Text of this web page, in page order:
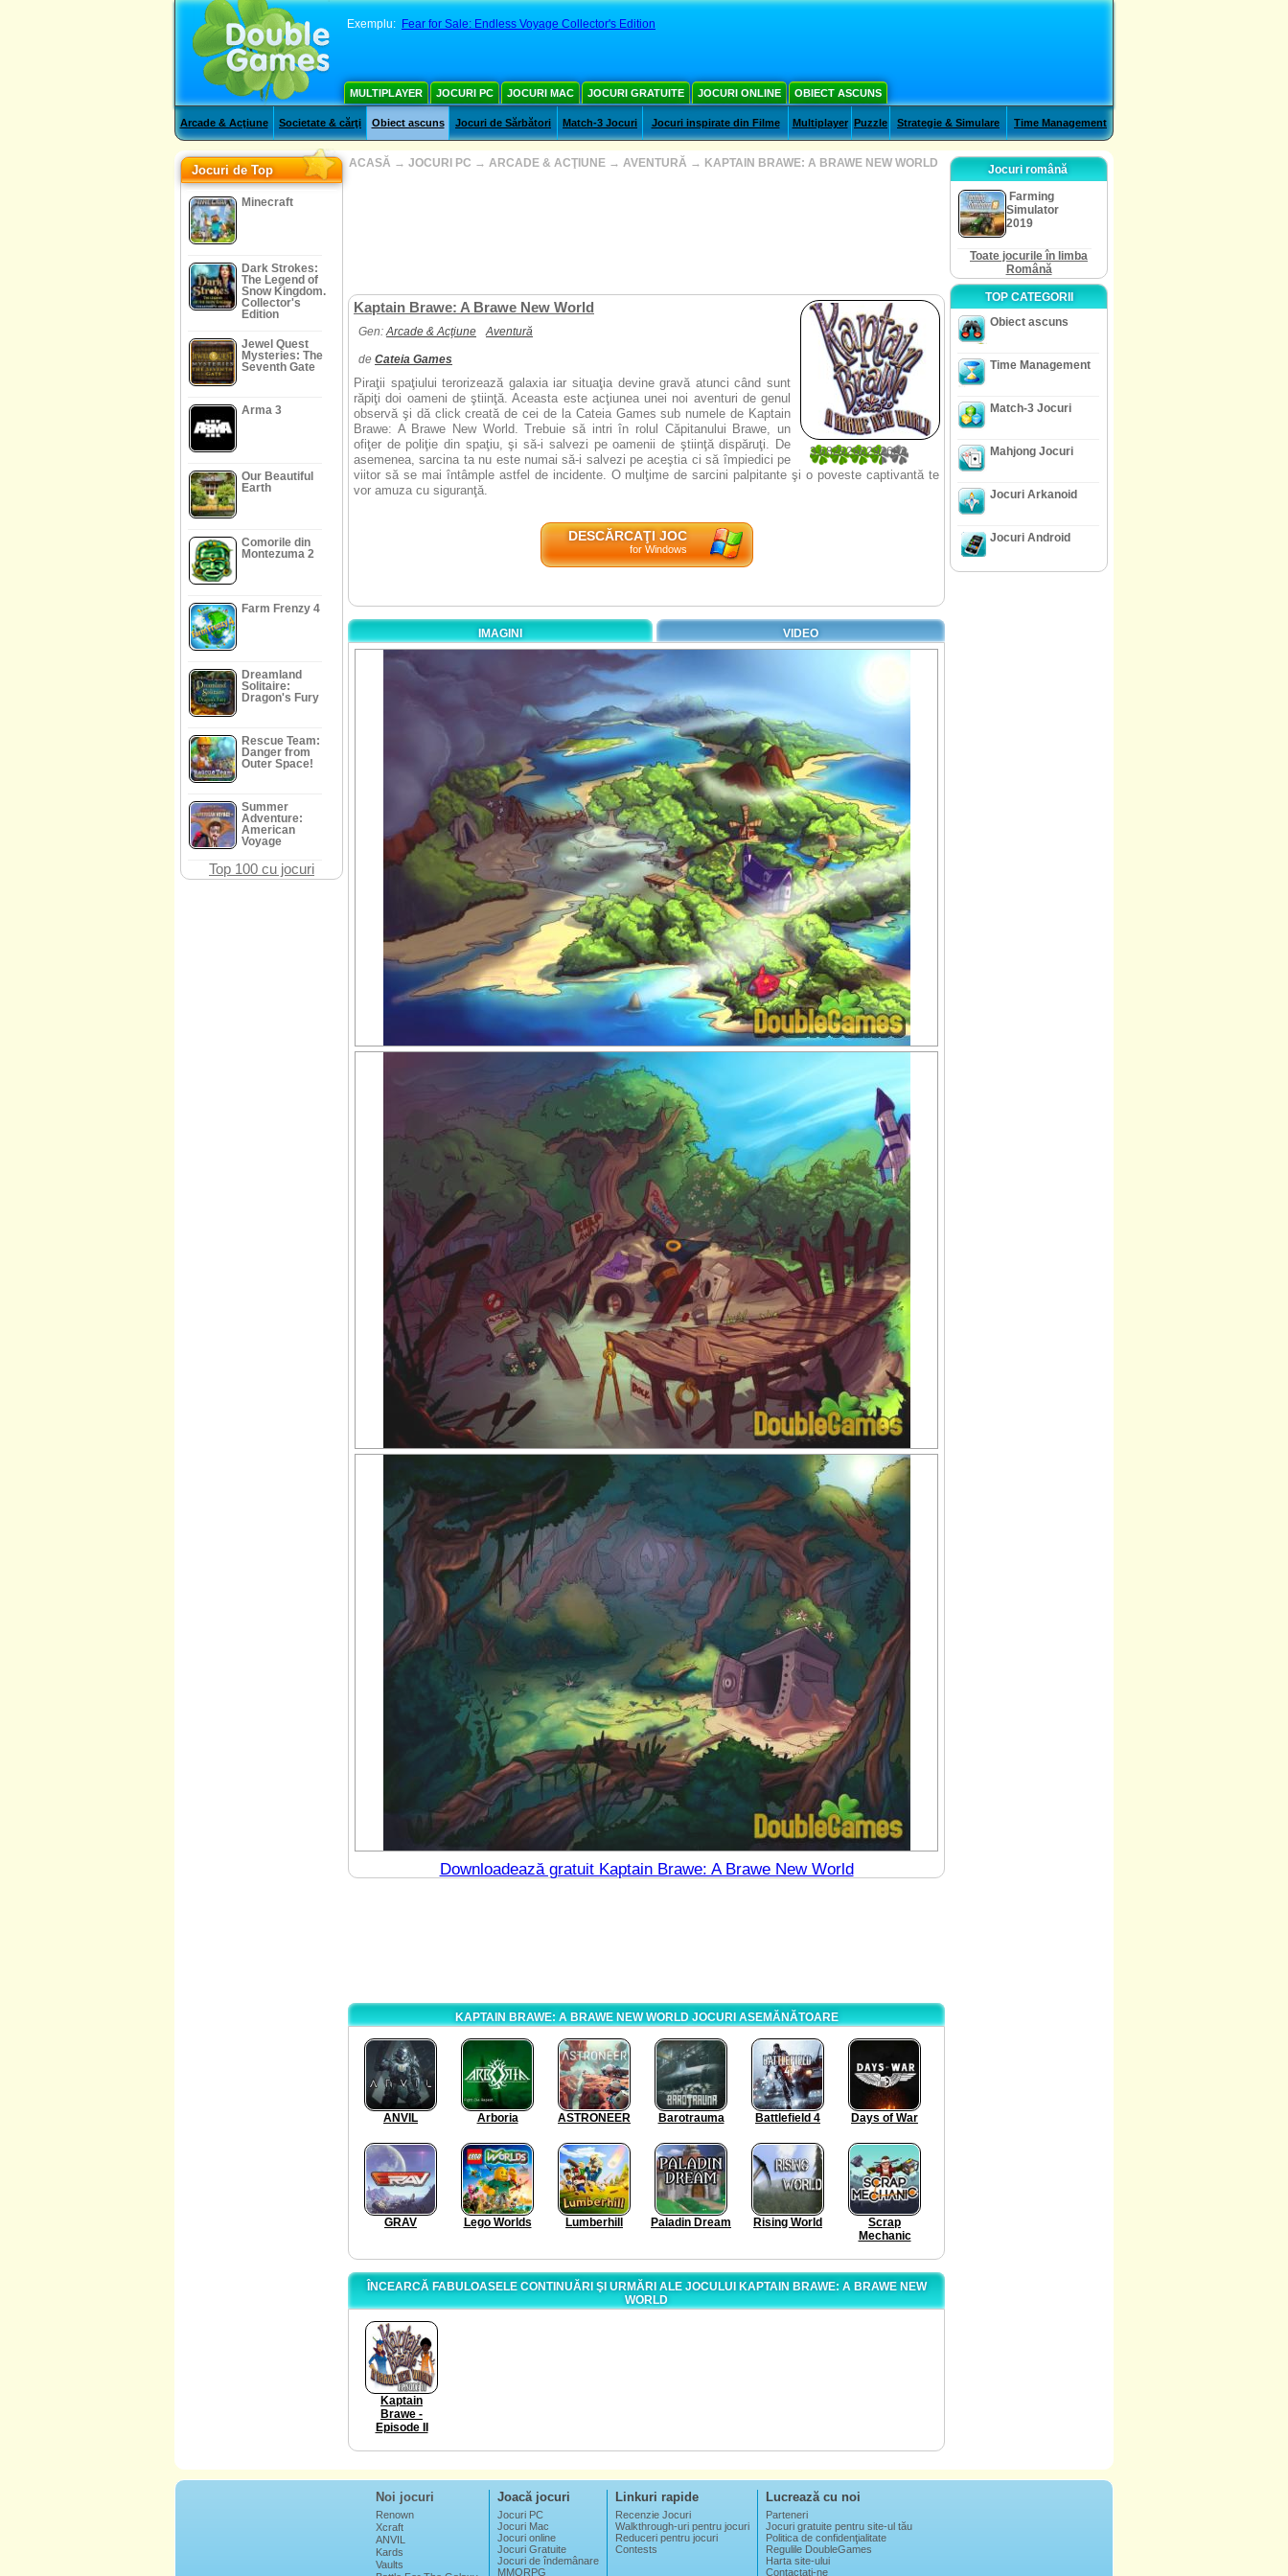
Exemplu: Fear for Sale: Endless Voyage Collector's Edition
MULTIPLAYER JOCURI PC JOCURI MAC JOCURI GRATUITE JOCURI ONLINE OBIECT ASCUNS
Arcade & Acţiune Societate & cărţi Obiect ascuns Jocuri de Sărbători Match-3 Jocuri Jocuri inspirate din Filme Multiplayer Puzzle Strategie & Simulare Time Management
Jocuri de Top
Minecraft
Dark Strokes:
The Legend of
Snow Kingdom.
Collector's
Edition
Jewel Quest
Mysteries: The
Seventh Gate
Arma 3
Our Beautiful
Earth
Comorile din
Montezuma 2
Farm Frenzy 4
Dreamland
Solitaire:
Dragon's Fury
Rescue Team:
Danger from
Outer Space!
Summer
Adventure:
American
Voyage
Top 100 cu jocuri
ACASĂ → JOCURI PC → ARCADE & ACŢIUNE → AVENTURĂ → KAPTAIN BRAWE: A BRAWE NEW WORLD
3.6829268292683
41
Kaptain Brawe: A Brawe New World
Gen:Arcade & Acţiune Aventură
de Cateia Games
Piraţii spaţiului terorizează galaxia iar situaţia devine gravă atunci când sunt
răpiţi doi oameni de ştiinţă. Aceasta este acţiunea unei noi aventuri de genul
observă şi dă click creată de cei de la Cateia Games sub numele de Kaptain
Brawe: A Brawe New World. Trebuie să intri în rolul Căpitanului Brawe, un
ofiţer de poliţie din spaţiu, şi să-i salvezi pe oamenii de ştiinţă dispăruţi. De
asemenea, sarcina ta nu este numai să-i salvezi pe aceştia ci să împiedici pe
viitor să se mai întâmple astfel de incidente. O mulţime de sarcini palpitante şi o poveste captivantă te
vor amuza cu siguranţă.
DESCĂRCAŢI JOC
for Windows
IMAGINI VIDEO
Downloadează gratuit Kaptain Brawe: A Brawe New World
KAPTAIN BRAWE: A BRAWE NEW WORLD JOCURI ASEMĂNĂTOARE
ANVIL Arboria ASTRONEER Barotrauma Battlefield 4 Days of War
GRAV Lego Worlds Lumberhill Paladin Dream Rising World
Scrap
Mechanic
ÎNCEARCĂ FABULOASELE CONTINUĂRI ŞI URMĂRI ALE JOCULUI KAPTAIN BRAWE: A BRAWE NEW
WORLD
Kaptain
Brawe -
Episode II
Jocuri română
Farming
Simulator
2019
Toate jocurile în limba
Română
TOP CATEGORII
Obiect ascuns
Time Management
Match-3 Jocuri
Mahjong Jocuri
Jocuri Arkanoid
Jocuri Android
Noi jocuri
Renown
Xcraft
ANVIL
Kards
Vaults
Joacă jocuri
Jocuri PC
Jocuri Mac
Jocuri online
Jocuri Gratuite
Jocuri de îndemânare
MMORPG
Linkuri rapide
Recenzie Jocuri
Walkthrough-uri pentru jocuri
Reduceri pentru jocuri
Contests
Lucrează cu noi
Parteneri
Jocuri gratuite pentru site-ul tău
Politica de confidenţialitate
Regulile DoubleGames
Harta site-ului
Contactaţi-ne